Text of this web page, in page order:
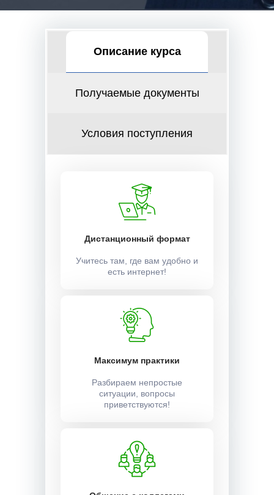
Описание курса
Получаемые документы
Условия поступления
Дистанционный формат
Учитесь там, где вам удобно и
есть интернет!
Максимум практики
Разбираем непростые
ситуации, вопросы
приветствуются!